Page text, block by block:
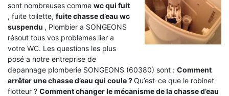
sont nombreuses comme wc qui fuit
, fuite toilette, fuite chasse d’eau wc
suspendu , Plombier a SONGEONS
résout tous vos problèmes lier a
votre WC. Les questions les plus
posé a notre entreprise de
depannage plomberie SONGEONS (60380) sont : Comment
arrêter une chasse d’eau qui coule ?Qu’est-ce que le robinet
flotteur ? Comment changer le mécanisme de la chasse d’eau